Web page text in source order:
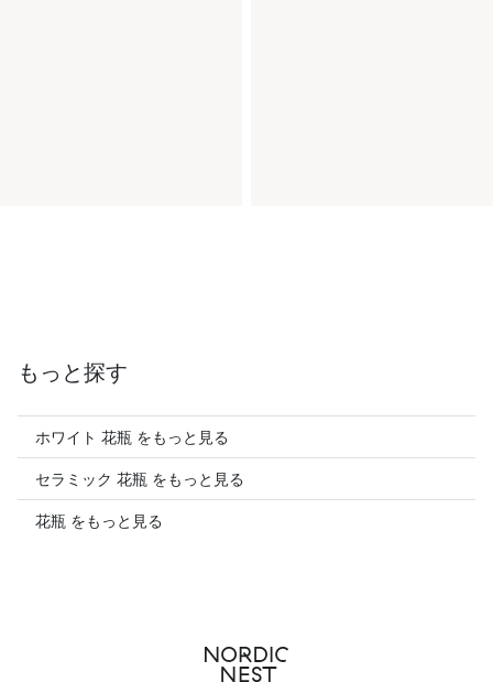
もっと探す
ホワイト 花瓶 をもっと見る
セラミック 花瓶 をもっと見る
花瓶 をもっと見る